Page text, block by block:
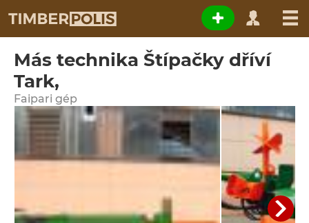
Más technika Štípačky dříví
Tark,
Faipari gép